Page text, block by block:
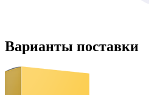
Варианты поставки